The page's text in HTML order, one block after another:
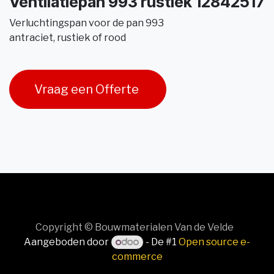
Verluchtingspan voor de pan 993
antraciet, rustiek of rood
Vraag een Offerte
Copyright © Bouwmaterialen Van de Velde
Aangeboden door
- De #1Open source e-
commerce